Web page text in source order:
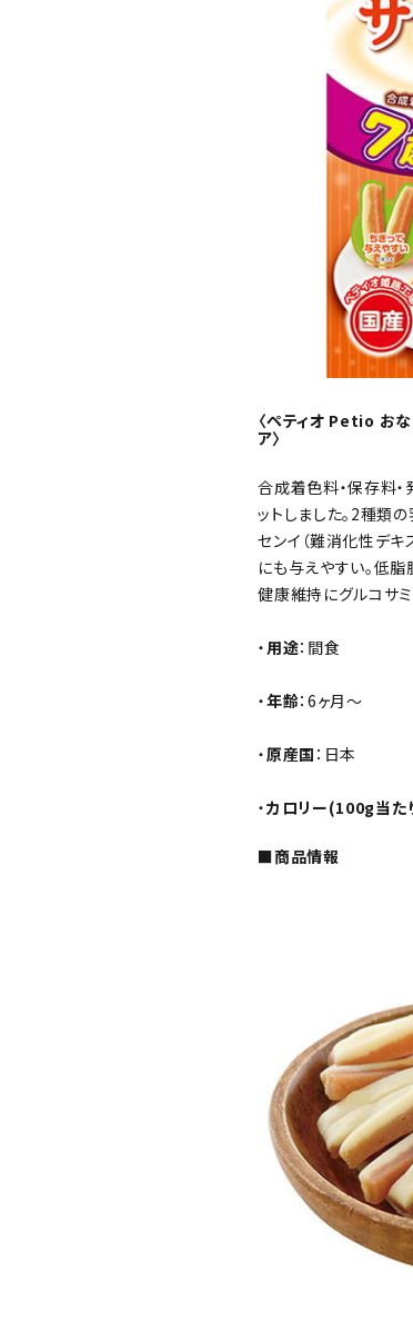
〈ペティオ Petio お
ア〉
合成着色料・保存料
ットしました。2種類
センイ（難消化性デキ
にも与えやすい。低
健康維持にグルコサミ
・用途：間食
・年齢：6ヶ月～
・原産国 ：日本
・カロリー(100g当た
■商品情報